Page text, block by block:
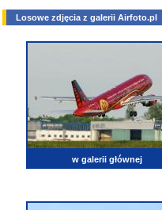
Losowe zdjęcia z galerii Airfoto.pl
w galerii głównej